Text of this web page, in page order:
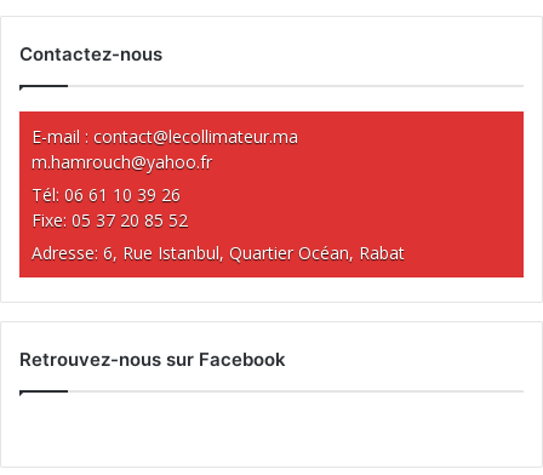
Contactez-nous
E-mail : contact@lecollimateur.ma
m.hamrouch@yahoo.fr
Tél: 06 61 10 39 26
Fixe: 05 37 20 85 52
Adresse: 6, Rue Istanbul, Quartier Océan, Rabat
Retrouvez-nous sur Facebook